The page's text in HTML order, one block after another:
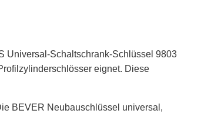
Universal-Schaltschrank-Schlüssel 9803
eignet. Diese
BEVER Neubauschlüssel universal,